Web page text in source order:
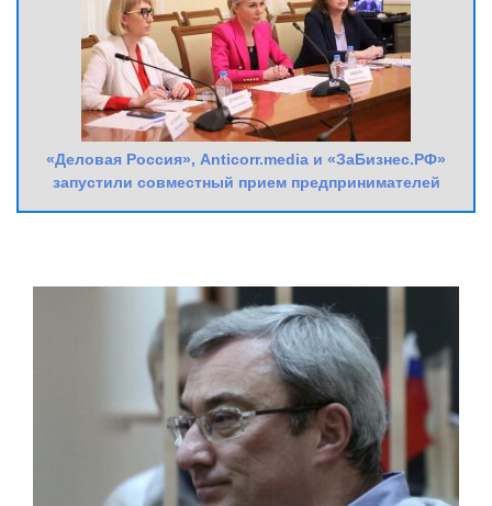
«Деловая Россия», Anticorr.media и «ЗаБизнес.РФ»
запустили совместный прием предпринимателей